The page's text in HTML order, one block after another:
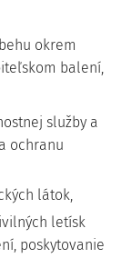
okrem
balení,
služby a
ochranu
látok,
letísk
poskytovanie